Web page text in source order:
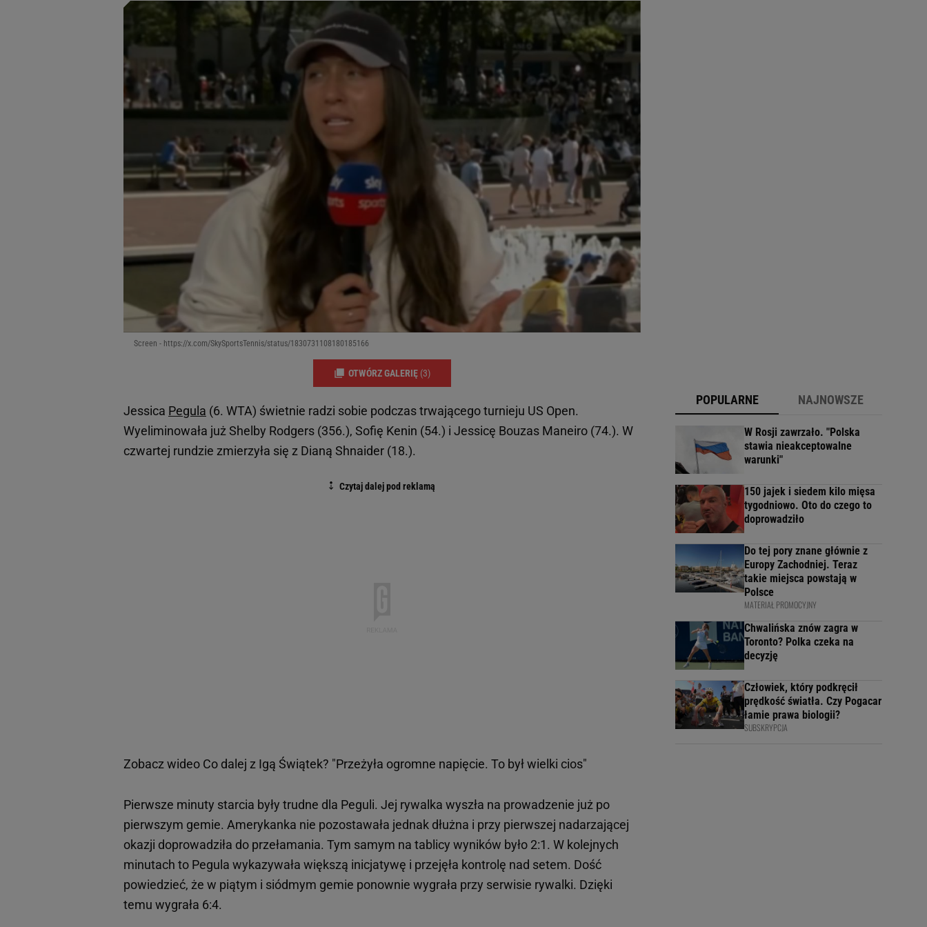
Screen - https://x.com/SkySportsTennis/status/1830731108180185166
OTWÓRZ GALERIĘ (3)
Jessica Pegula (6. WTA) świetnie radzi sobie podczas trwającego turnieju US Open.
Wyeliminowała już Shelby Rodgers (356.), Sofię Kenin (54.) i Jessicę Bouzas Maneiro (74.). W
czwartej rundzie zmierzyła się z Dianą Shnaider (18.).
Zobacz wideo Co dalej z Igą Świątek? "Przeżyła ogromne napięcie. To był wielki cios"
Pierwsze minuty starcia były trudne dla Peguli. Jej rywalka wyszła na prowadzenie już po
pierwszym gemie. Amerykanka nie pozostawała jednak dłużna i przy pierwszej nadarzającej
okazji doprowadziła do przełamania. Tym samym na tablicy wyników było 2:1. W kolejnych
minutach to Pegula wykazywała większą inicjatywę i przejęła kontrolę nad setem. Dość
powiedzieć, że w piątym i siódmym gemie ponownie wygrała przy serwisie rywalki. Dzięki
temu wygrała 6:4.
POPULARNE NAJNOWSZE
W Rosji zawrzało. "Polska
stawia nieakceptowalne
warunki"
150 jajek i siedem kilo mięsa
tygodniowo. Oto do czego to
doprowadziło
Do tej pory znane głównie z
Europy Zachodniej. Teraz
takie miejsca powstają w
Polsce
MATERIAŁ PROMOCYJNY
Chwalińska znów zagra w
Toronto? Polka czeka na
decyzję
Człowiek, który podkręcił
prędkość światła. Czy Pogacar
łamie prawa biologii?
SUBSKRYPCJA